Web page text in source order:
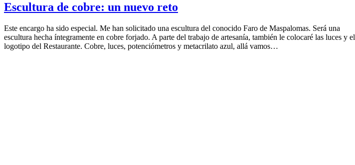
cobre
y
Escultura de cobre: un nuevo reto
Este encargo ha sido especial. Me han solicitado una escultura del conocido Faro de Maspalomas. Será una
escultura hecha íntegramente en cobre forjado. A parte del trabajo de artesanía, también le colocaré las luces y el
logotipo del Restaurante. Cobre, luces, potenciómetros y metacrilato azul, allá vamos…